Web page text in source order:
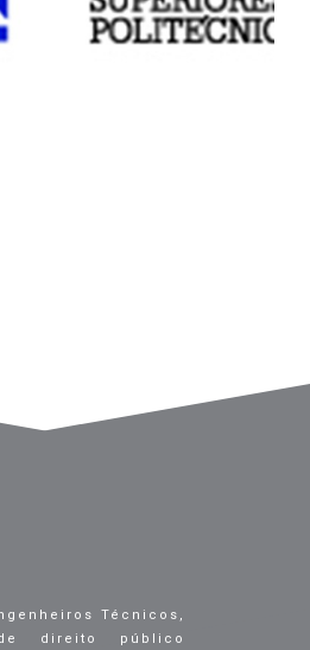
Técnicos,
direito público